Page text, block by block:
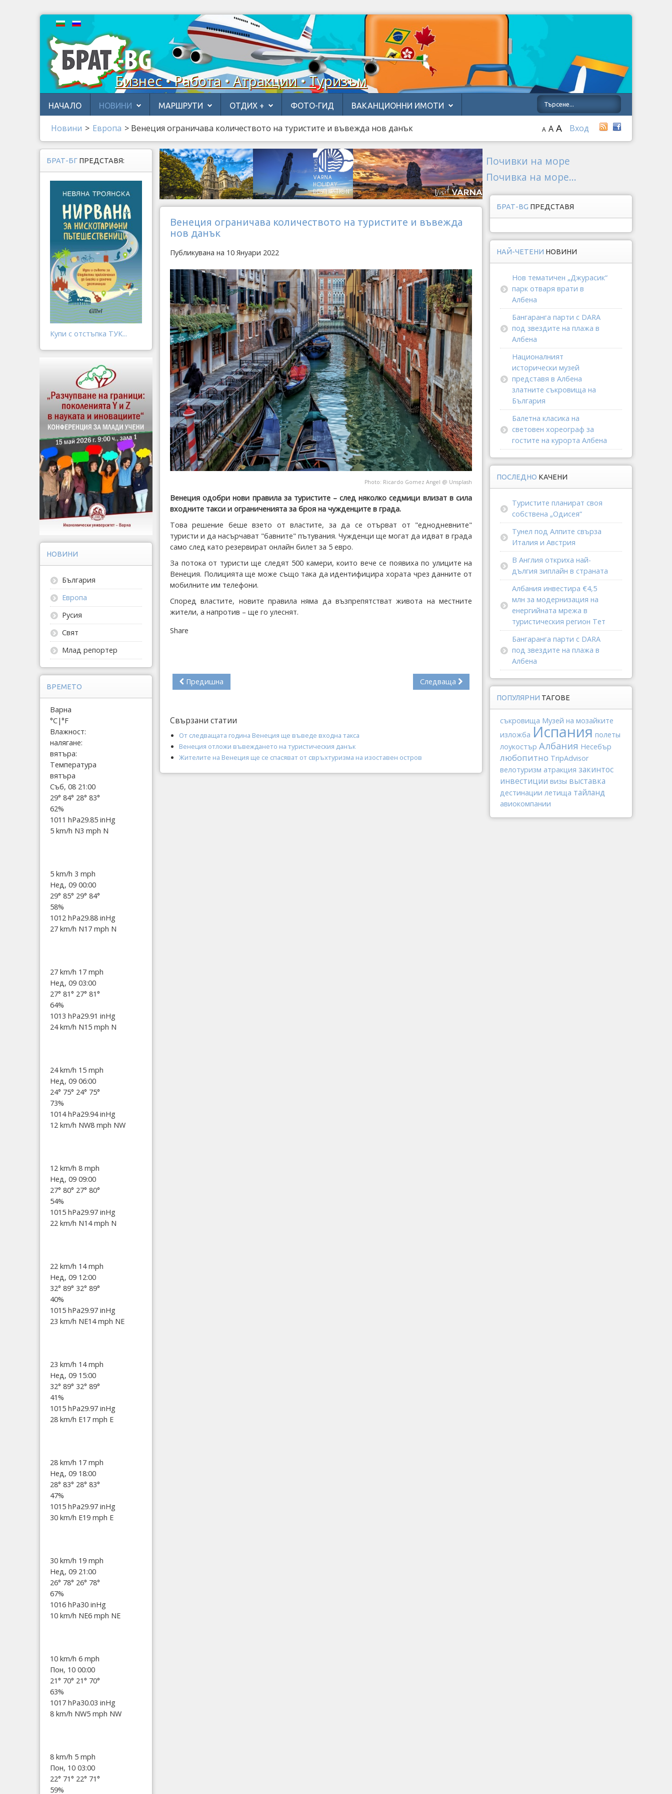
Бизнес • Работа • Атракции • Туризъм
НАЧАЛО НОВИНИ МАРШРУТИ ОТДИХ + ФОТО-ГИД ВАКАНЦИОННИ ИМОТИ
Новини > Европа > Венеция ограничава количеството на туристите и въвежда нов данък Вход
A A A
Венеция ограничава количеството на туристите и въвежда
нов данък
Публикувана на 10 Януари 2022
Photo: Ricardo Gomez Angel @ Unsplash
Венеция одобри нови правила за туристите – след няколко седмици влизат в сила
входните такси и ограниченията за броя на чужденците в града.
Това решение беше взето от властите, за да се отърват от "еднодневните"
туристи и да насърчават "бавните" пътувания. Чужденци ще могат да идват в града
само след като резервират онлайн билет за 5 евро.
За потока от туристи ще следят 500 камери, които вече се появиха по улиците на
Венеция. Полицията ще може също така да идентифицира хората чрез данните от
мобилните им телефони.
Според властите, новите правила няма да възпрепятстват живота на местните
жители, а напротив – ще го улеснят.
Share
Предишна Следваща
Свързани статии
От следващата година Венеция ще въведе входна такса
Венеция отложи въвеждането на туристическия данък
Жителите на Венеция ще се спасяват от свръхтуризма на изоставен остров
БРАТ-БГ ПРЕДСТАВЯ:
Купи с отстъпка ТУК...
НОВИНИ
България
Европа
Русия
Свят
Млад репортер
ВРЕМЕТО
Варна
°C|°F
Влажност:
налягане:
вятъра:
Температура
вятъра
Съб, 08 21:00
29° 84° 28° 83°
62%
1011 hPa29.85 inHg
5 km/h N3 mph N
5 km/h 3 mph
Нед, 09 00:00
29° 85° 29° 84°
58%
1012 hPa29.88 inHg
27 km/h N17 mph N
27 km/h 17 mph
Нед, 09 03:00
27° 81° 27° 81°
64%
1013 hPa29.91 inHg
24 km/h N15 mph N
24 km/h 15 mph
Нед, 09 06:00
24° 75° 24° 75°
73%
1014 hPa29.94 inHg
12 km/h NW8 mph NW
12 km/h 8 mph
Нед, 09 09:00
27° 80° 27° 80°
54%
1015 hPa29.97 inHg
22 km/h N14 mph N
22 km/h 14 mph
Нед, 09 12:00
32° 89° 32° 89°
40%
1015 hPa29.97 inHg
23 km/h NE14 mph NE
23 km/h 14 mph
Нед, 09 15:00
32° 89° 32° 89°
41%
1015 hPa29.97 inHg
28 km/h E17 mph E
28 km/h 17 mph
Нед, 09 18:00
28° 83° 28° 83°
47%
1015 hPa29.97 inHg
30 km/h E19 mph E
30 km/h 19 mph
Нед, 09 21:00
26° 78° 26° 78°
67%
1016 hPa30 inHg
10 km/h NE6 mph NE
10 km/h 6 mph
Пон, 10 00:00
21° 70° 21° 70°
63%
1017 hPa30.03 inHg
8 km/h NW5 mph NW
8 km/h 5 mph
Пон, 10 03:00
22° 71° 22° 71°
59%
Почивки на море
Почивка на море...
БРАТ-BG ПРЕДСТАВЯ
НАЙ-ЧЕТЕНИ НОВИНИ
Нов тематичен „Джурасик“
парк отваря врати в
Албена
Бангаранга парти с DARA
под звездите на плажа в
Албена
Националният
исторически музей
представя в Албена
златните съкровища на
България
Балетна класика на
световен хореограф за
гостите на курорта Албена
ПОСЛЕДНО КАЧЕНИ
Туристите планират своя
собствена „Одисея“
Тунел под Алпите свърза
Италия и Австрия
В Англия откриха най-
дългия зиплайн в страната
Албания инвестира €4,5
млн за модернизация на
енергийната мрежа в
туристическия регион Тет
Бангаранга парти с DARA
под звездите на плажа в
Албена
ПОПУЛЯРНИ ТАГОВЕ
съкровища Музей на мозайките
изложба Испания полеты
лоукостър Албания Несебър
любопитно TripAdvisor
велотуризм атракция закинтос
инвестиции визы выставка
дестинации летища тайланд
авиокомпании